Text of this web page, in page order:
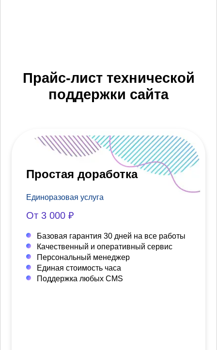
Прайс-лист технической
поддержки сайта
Простая доработка
Единоразовая услуга
От 3 000 ₽
Базовая гарантия 30 дней на все работы
Качественный и оперативный сервис
Персональный менеджер
Единая стоимость часа
Поддержка любых CMS